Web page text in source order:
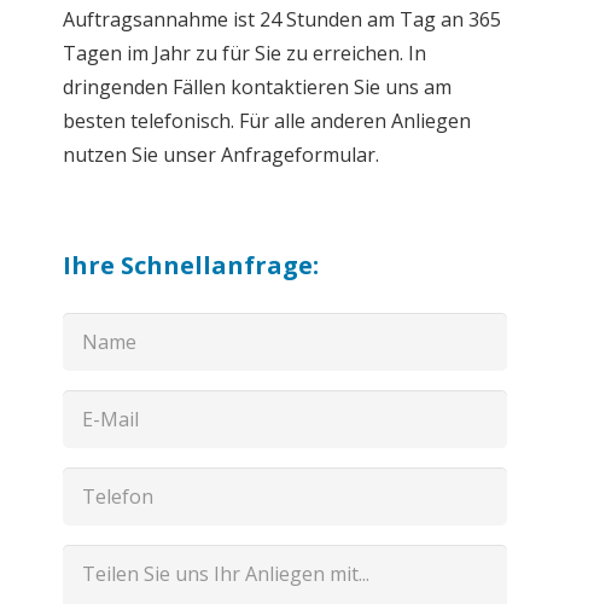
Auftragsannahme ist 24 Stunden am Tag an 365
Tagen im Jahr zu für Sie zu erreichen. In
dringenden Fällen kontaktieren Sie uns am
besten telefonisch. Für alle anderen Anliegen
nutzen Sie unser Anfrageformular.
Ihre Schnellanfrage: